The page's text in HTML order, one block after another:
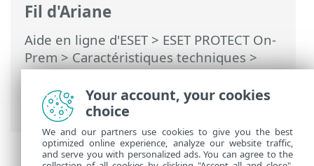
Fil d'Ariane
Aide en ligne d'ESET> ESET PROTECT On-
Prem>Caractéristiques techniques>
Matériel et dimensionnement des
infrastructures > Déploiement pour
10 000 clients
Your account, your cookies
choice
We and our partners use cookies to give you the best
optimized online experience, analyze our website traffic,
and serve you with personalized ads. You can agree to the